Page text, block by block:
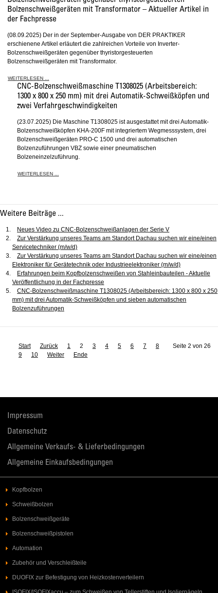
Bolzenschweißgeräten mit Transformator – Aktueller Artikel in
der Fachpresse
(08.09.2025) Der in der September-Ausgabe von DER PRAKTIKER
erschienene Artikel erläutert die zahlreichen Vorteile von Inverter-
Bolzenschweißgeräten gegenüber thyristorgesteuerten
Bolzenschweißgeräten mit Transformator.
WEITERLESEN ...
CNC-Bolzenschweißmaschine T1308025 (Arbeitsbereich:
1300 x 800 x 250 mm) mit drei Automatik-Schweißköpfen und
zwei Verfahrgeschwindigkeiten
(23.07.2025) Die Maschine T1308025 ist ausgestattet mit drei Automatik-
Bolzenschweißköpfen KHA-200F mit integriertem Wegmesssystem, drei
Bolzenschweißgeräten PRO-C 1500 und drei automatischen
Bolzenzuführungen VBZ sowie einer pneumatischen
Bolzeneinzelzuführung.
WEITERLESEN ...
Weitere Beiträge ...
Neues Video zu CNC-Bolzenschweißanlagen der Serie V
Zur Verstärkung unseres Teams am Standort Dachau suchen wir eine/einen
Servicetechniker (m/w/d)
Zur Verstärkung unseres Teams am Standort Dachau suchen wir eine/einen
Elektroniker für Gerätetechnik oder Industrieelektroniker (m/w/d)
Erfahrungen beim Kopfbolzenschweißen von Stahleinbauteilen - Aktuelle
Veröffentlichung in der Fachpresse
CNC-Bolzenschweißmaschine T1308025 (Arbeitsbereich: 1300 x 800 x 250
mm) mit drei Automatik-Schweißköpfen und sieben automatischen
Bolzenzuführungen
Seite 2 von 26
Start Zurück 1 2 3 4 5 6 7
8
9
10 Weiter Ende
Impressum
Datenschutz
Allgemeine Verkaufs- & Lieferbedingungen
Allgemeine Einkaufsbedingungen
Kopfbolzen
Schweißbolzen
Bolzenschweißgeräte
Bolzenschweißpistolen
Automation
Zubehör und Verschleißteile
DUOFIX zur Befestigung von Heizkostenverteilern